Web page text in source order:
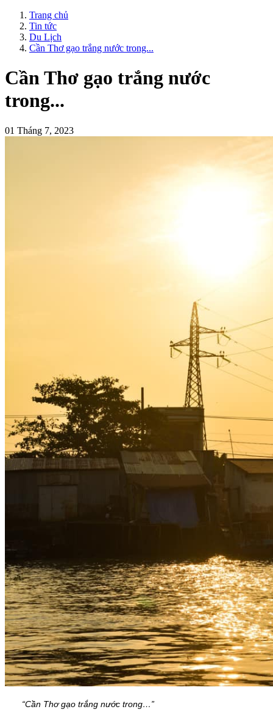
Trang chủ
Tin tức
Du Lịch
Cần Thơ gạo trắng nước trong...
Cần Thơ gạo trắng nước
trong...
01 Tháng 7, 2023
“Cần Thơ gạo trắng nước trong…”